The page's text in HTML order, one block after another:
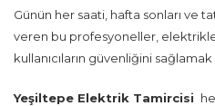
Günün her saati, hafta sonları ve
veren bu profesyoneller,
kullanıcıların güvenliğini
Yeşiltepe Elektrik Tamircisi